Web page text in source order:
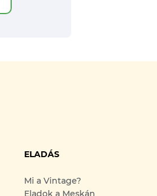
ELADÁS
Mi a Vintage?
Eladok a Meskán